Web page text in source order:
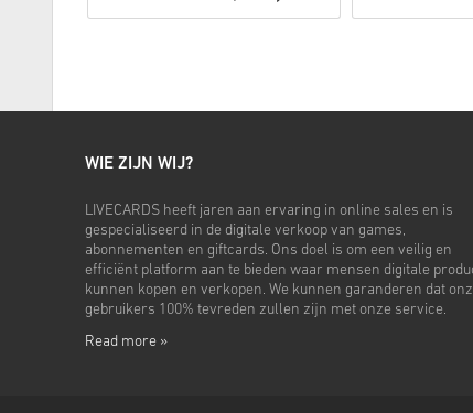
WIE ZIJN WIJ?
LIVECARDS heeft jaren aan ervaring in online sales en is
gespecialiseerd in de digitale verkoop van games,
abonnementen en giftcards. Ons doel is om een veilig en
efficiënt platform aan te bieden waar mensen digitale
kunnen kopen en verkopen. We kunnen garanderen dat
gebruikers 100% tevreden zullen zijn met onze service.
Read more »